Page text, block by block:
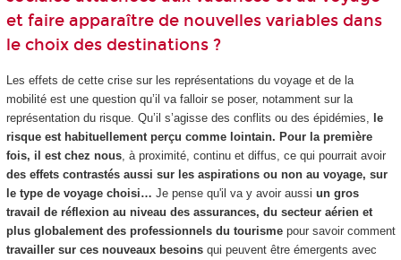
et faire apparaître de nouvelles variables dans
le choix des destinations ?
Les effets de cette crise sur les représentations du voyage et de la
mobilité est une question qu’il va falloir se poser, notamment sur la
représentation du risque. Qu’il s’agisse des conflits ou des épidémies,
le
risque est habituellement perçu comme lointain. Pour la première
fois, il est chez nous, à proximité, continu et diffus, ce qui pourrait avoir
des effets contrastés aussi sur les aspirations ou non au voyage, sur
le type de voyage choisi… Je pense qu'il va y avoir aussi un gros
travail de réflexion au niveau des assurances, du secteur aérien et
plus globalement des professionnels du tourismepour savoir comment
travailler sur ces nouveaux besoinsqui peuvent être émergents avec